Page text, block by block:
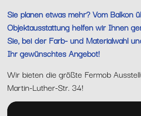
Sie planen etwas mehr? Vom Balkon
Objektausstattung helfen wir Ihnen
Sie, bei der Farb- und Materialwahl
Ihr gewünschtes Angebot!
Wir bieten die größte Fermob
Martin-Luther-Str. 34!